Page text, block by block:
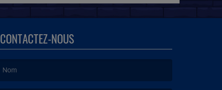
CONTACTEZ-NOUS